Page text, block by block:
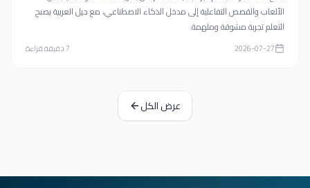
الألعاب والقصص التفاعلية إلى مدخل الذكاء الاصطناعي، مع جيل العربية يصبح
التعلم تجربة مشوقة وملهمة.
2026-07-27
7دقيقة قراءة
عرض الكل